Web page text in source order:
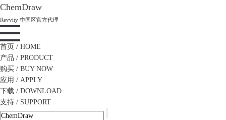
ChemDraw
Revvity 中国区官方代理
首页 / HOME
产品 / PRODUCT
购买 / BUY NOW
应用 / APPLY
下载 / DOWNLOAD
支持 / SUPPORT